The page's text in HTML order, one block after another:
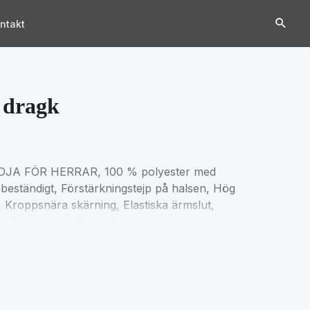
FÖR HERRAR, 100 % polyester med
Förstärkningstejp på halsen, Hög
skärning, Elastiska ärmslut,